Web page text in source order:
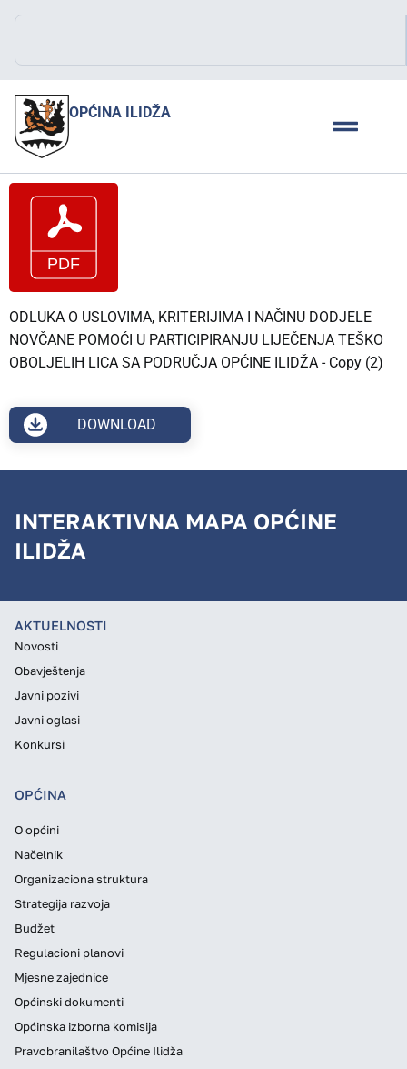
OPĆINA ILIDŽA
ODLUKA O USLOVIMA, KRITERIJIMA I NAČINU DODJELE
NOVČANE POMOĆI U PARTICIPIRANJU LIJEČENJA TEŠKO
OBOLJELIH LICA SA PODRUČJA OPĆINE ILIDŽA - Copy (2)
DOWNLOAD
INTERAKTIVNA MAPA OPĆINE
ILIDŽA
AKTUELNOSTI
Novosti
Obavještenja
Javni pozivi
Javni oglasi
Konkursi
OPĆINA
O općini
Načelnik
Organizaciona struktura
Strategija razvoja
Budžet
Regulacioni planovi
Mjesne zajednice
Općinski dokumenti
Općinska izborna komisija
Pravobranilaštvo Općine Ilidža